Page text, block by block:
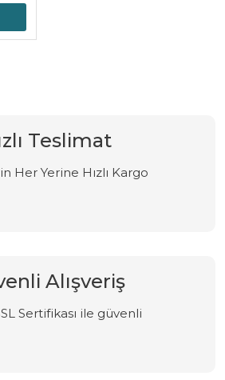
Teslimat
Her Yerine Hızlı Kargo
Alışveriş
Sertifikası ile güvenli